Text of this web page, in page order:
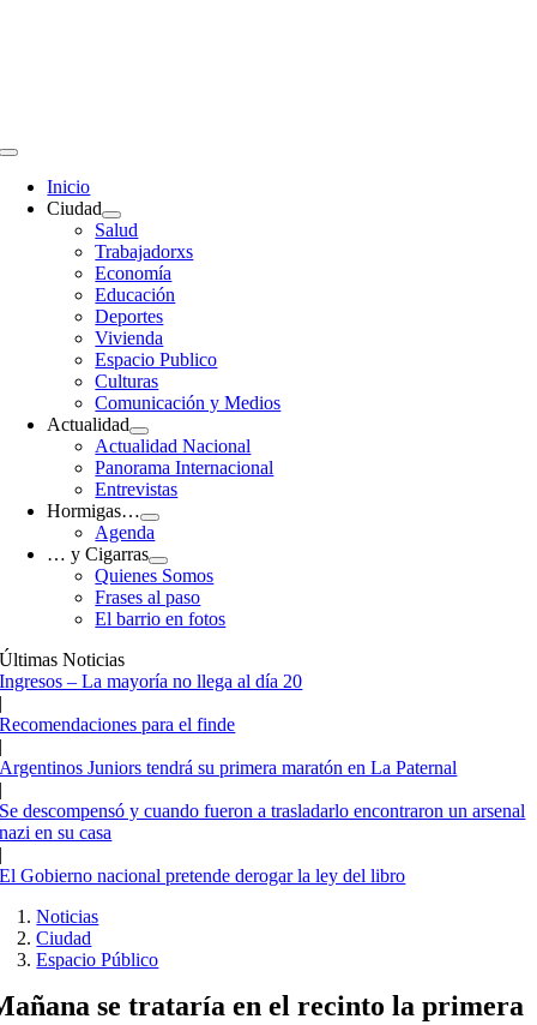
Toggle
Navigation
Inicio
Ciudad
Salud
Trabajadorxs
Economía
Educación
Deportes
Vivienda
Espacio Publico
Culturas
Comunicación y Medios
Actualidad
Actualidad Nacional
Panorama Internacional
Entrevistas
Hormigas…
Agenda
… y Cigarras
Quienes Somos
Frases al paso
El barrio en fotos
Últimas Noticias
Ingresos – La mayoría no llega al día 20
|
Recomendaciones para el finde
|
Argentinos Juniors tendrá su primera maratón en La Paternal
|
Se descompensó y cuando fueron a trasladarlo encontraron un arsenal
nazi en su casa
|
El Gobierno nacional pretende derogar la ley del libro
Noticias
Ciudad
Espacio Público
se trataría en el recinto la primera